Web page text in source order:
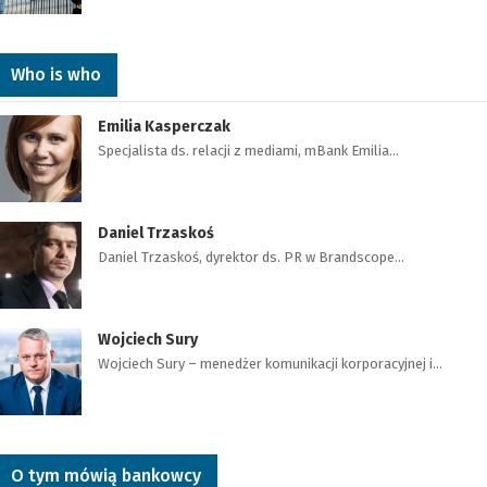
Who is who
Emilia Kasperczak
Specjalista ds. relacji z mediami, mBank Emilia…
Daniel Trzaskoś
Daniel Trzaskoś, dyrektor ds. PR w Brandscope…
Wojciech Sury
Wojciech Sury – menedżer komunikacji korporacyjnej i…
O tym mówią bankowcy